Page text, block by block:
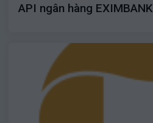
API ngân hàng EXIMBANK